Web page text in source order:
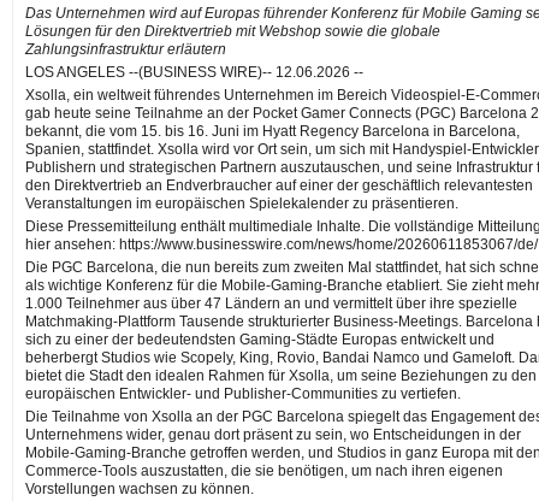
Das Unternehmen wird auf Europas führender Konferenz für Mobile Gaming
Lösungen für den Direktvertrieb mit Webshop sowie die globale
Zahlungsinfrastruktur erläutern
LOS ANGELES --(BUSINESS WIRE)-- 12.06.2026 --
Xsolla, ein weltweit führendes Unternehmen im Bereich Videospiel-E-
gab heute seine Teilnahme an der Pocket Gamer Connects (PGC) Barcelona
bekannt, die vom 15. bis 16. Juni im Hyatt Regency Barcelona in Barcelona,
Spanien, stattfindet. Xsolla wird vor Ort sein, um sich mit Handyspiel-
Publishern und strategischen Partnern auszutauschen, und seine Infrastruktur
den Direktvertrieb an Endverbraucher auf einer der geschäftlich relevantesten
Veranstaltungen im europäischen Spielekalender zu präsentieren.
Diese Pressemitteilung enthält multimediale Inhalte. Die vollständige
hier ansehen: https://www.businesswire.com/news/home/20260611853067/de/
Die PGC Barcelona, die nun bereits zum zweiten Mal stattfindet, hat sich
als wichtige Konferenz für die Mobile-Gaming-Branche etabliert. Sie zieht
1.000 Teilnehmer aus über 47 Ländern an und vermittelt über ihre spezielle
Matchmaking-Plattform Tausende strukturierter Business-Meetings. Barcelona
sich zu einer der bedeutendsten Gaming-Städte Europas entwickelt und
beherbergt Studios wie Scopely, King, Rovio, Bandai Namco und Gameloft.
bietet die Stadt den idealen Rahmen für Xsolla, um seine Beziehungen zu den
europäischen Entwickler- und Publisher-Communities zu vertiefen.
Die Teilnahme von Xsolla an der PGC Barcelona spiegelt das Engagement
Unternehmens wider, genau dort präsent zu sein, wo Entscheidungen in der
Mobile-Gaming-Branche getroffen werden, und Studios in ganz Europa mit
Commerce-Tools auszustatten, die sie benötigen, um nach ihren eigenen
Vorstellungen wachsen zu können.